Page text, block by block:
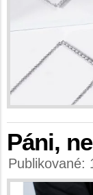
Páni,
Publikované: